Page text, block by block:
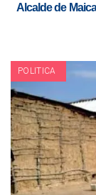
Alcalde de
POLITICA